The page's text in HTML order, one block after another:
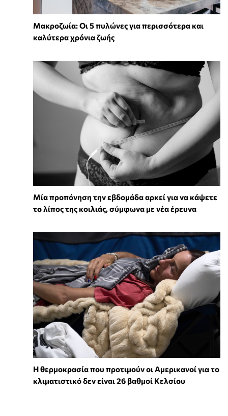
Mακροζωία: Οι 5 πυλώνες για περισσότερα και
καλύτερα χρόνια ζωής
Μία προπόνηση την εβδομάδα αρκεί για να κάψετε
το λίπος της κοιλιάς, σύμφωνα με νέα έρευνα
Η θερμοκρασία που προτιμούν οι Αμερικανοί για το
κλιματιστικό δεν είναι 26 βαθμοί Κελσίου